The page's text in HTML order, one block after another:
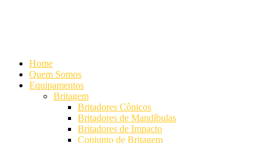
Home
Quem Somos
Equipamentos
Britagem
Britadores Cônicos
Britadores de Mandíbulas
Britadores de Impacto
Conjunto de Britagem